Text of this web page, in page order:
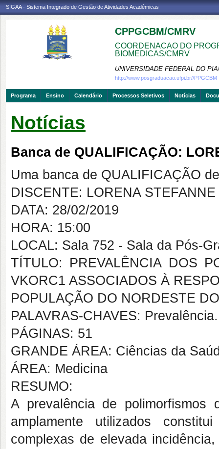
SIGAA - Sistema Integrado de Gestão de Atividades Acadêmicas
CPPGCBM/CMRV
COORDENACAO DO
BIOMEDICAS/CMRV
UNIVERSIDADE FEDERAL DO
http://www.posgraduacao.ufpi.br//PPGCBM
Programa Ensino Calendário Processos Seletivos Notícias
Notícias
Banca de QUALIFICAÇÃO:
Uma banca de QUALIFICAÇÃO
DISCENTE: LORENA
DATA: 28/02/2019
HORA: 15:00
LOCAL: Sala 752 - Sala da Pós-
TÍTULO: PREVALÊNCIA DOS
VKORC1 ASSOCIADOS À
POPULAÇÃO DO NORDESTE
PALAVRAS-CHAVES:
PÁGINAS: 51
GRANDE ÁREA: Ciências da
ÁREA: Medicina
RESUMO:
A prevalência de polimorfismos
amplamente utilizados
complexas de elevada